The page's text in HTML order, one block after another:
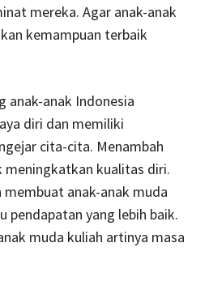
mereka. Agar anak-anak
kemampuan terbaik
anak-anak Indonesia
diri dan memiliki
cita-cita. Menambah
kualitas diri.
anak-anak muda
pendapatan yang lebih baik.
muda kuliah artinya masa